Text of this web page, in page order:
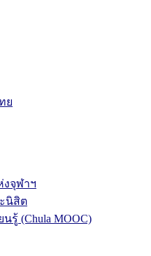
ย
จุฬาฯ
นิสิต
รู้ (Chula MOOC)